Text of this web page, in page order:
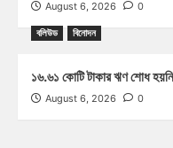
August 6, 2026 0
বলিউড বিনোদন
১৬.৬১ কোটি টাকার ঋণ শোধ
August 6, 2026 0